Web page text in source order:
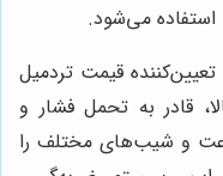
می‌شود.
تعیین‌کننده قیمت تردمیل
قادر به تحمل فشار و
و شیب‌های مختلف را